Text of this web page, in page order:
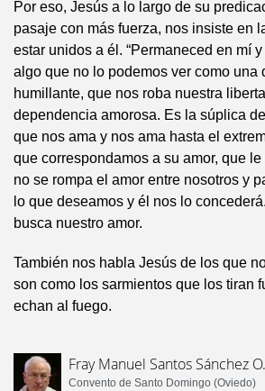
Por eso, Jesús a lo largo de su
pasaje con más fuerza, nos insiste en
estar unidos a él. “Permaneced en mí
algo que no lo podemos ver como una
humillante, que nos roba nuestra
dependencia amorosa. Es la súplica
que nos ama y nos ama hasta el
que correspondamos a su amor, que
no se rompa el amor entre nosotros y
lo que deseamos y él nos lo
busca nuestro amor.
También nos habla Jesús de los que
son como los sarmientos que los tiran
echan al fuego.
Fray Manuel Santos Sánchez
Convento de Santo Domingo (Oviedo)